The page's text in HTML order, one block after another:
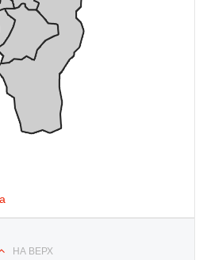
НА ВЕРХ